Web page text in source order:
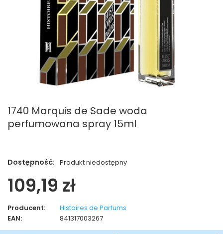
1740 Marquis de Sade woda
perfumowana spray 15ml
Dostępność: Produkt niedostępny
109,19 zł
Producent:
Histoires de Parfums
EAN:
841317003267